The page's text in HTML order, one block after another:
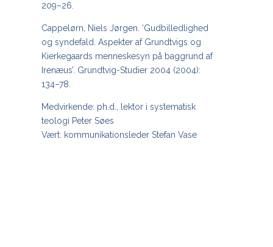
209–26.
Cappelørn, Niels Jørgen. ‘Gudbilledlighed
og syndefald. Aspekter af Grundtvigs og
Kierkegaards menneskesyn på baggrund af
Irenæus’. Grundtvig-Studier 2004 (2004):
134–78.
Medvirkende: ph.d., lektor i systematisk
teologi Peter Søes
Vært: kommunikationsleder Stefan Vase